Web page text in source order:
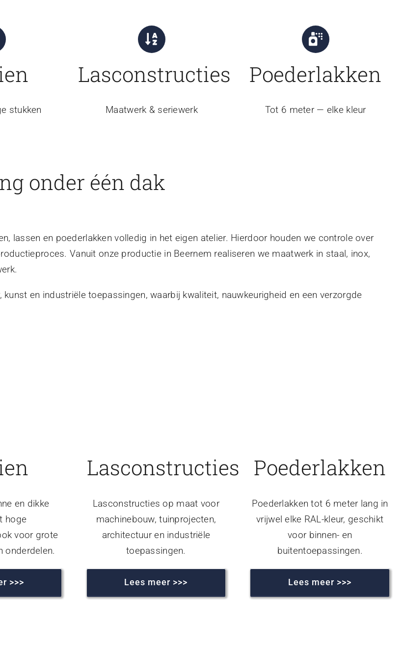
stukken
Lasconstructies
Maatwerk & seriewerk
Poederlakken
Tot 6 meter — elke kleur
onder één dak
lassen en poederlakken volledig in het eigen atelier. Hierdoor houden we controle over
Vanuit onze productie in Beernem realiseren we maatwerk in staal, inox,
en industriële toepassingen, waarbij kwaliteit, nauwkeurigheid en een verzorgde
en dikke
hoge
voor grote
onderdelen.
>>>
Lasconstructies
Lasconstructies op maat voor
machinebouw, tuinprojecten,
architectuur en industriële
toepassingen.
Lees meer >>>
Poederlakken
Poederlakken tot 6 meter lang in
vrijwel elke RAL-kleur, geschikt
voor binnen- en
buitentoepassingen.
Lees meer >>>